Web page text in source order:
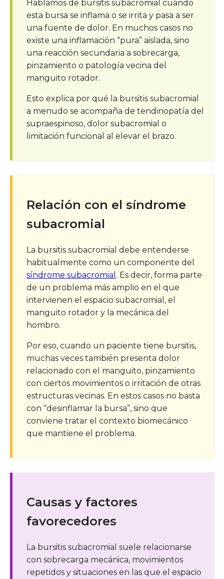
Hablamos de bursitis subacromial cuando
esta bursa se inflama o se irrita y pasa a ser
una fuente de dolor. En muchos casos no
existe una inflamación “pura” aislada, sino
una reacción secundaria a sobrecarga,
pinzamiento o patología vecina del
manguito rotador.
Esto explica por qué la bursitis subacromial
a menudo se acompaña de tendinopatía del
supraespinoso, dolor subacromial o
limitación funcional al elevar el brazo.
Relación con el síndrome
subacromial
La bursitis subacromial debe entenderse
habitualmente como un componente del
síndrome subacromial . Es decir, forma parte
de un problema más amplio en el que
intervienen el espacio subacromial, el
manguito rotador y la mecánica del
hombro.
Por eso, cuando un paciente tiene bursitis,
muchas veces también presenta dolor
relacionado con el manguito, pinzamiento
con ciertos movimientos o irritación de otras
estructuras vecinas. En estos casos no basta
con “desinflamar la bursa”, sino que
conviene tratar el contexto biomecánico
que mantiene el problema.
Causas y factores
favorecedores
La bursitis subacromial suele relacionarse
con sobrecarga mecánica, movimientos
repetidos y situaciones en las que el espacio